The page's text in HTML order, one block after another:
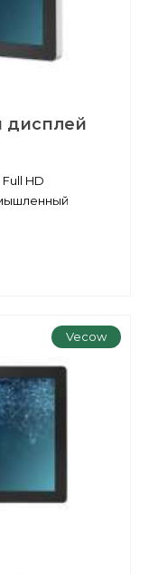
дисплей
HD
Vecow